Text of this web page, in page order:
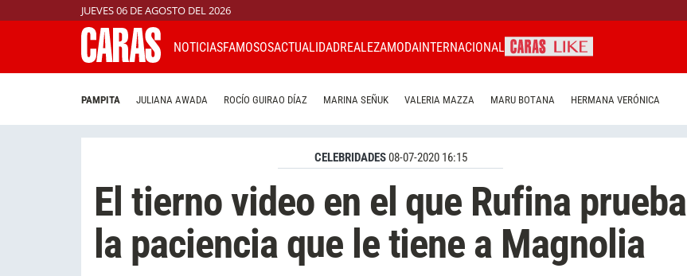
JUEVES 06 DE AGOSTO DEL 2026
NOTICIASFAMOSOSACTUALIDADREALEZAMODAINTERNACIONAL
PAMPITA JULIANA AWADA ROCÍO GUIRAO DÍAZ MARINA SEÑUK VALERIA MAZZA MARU BOTANA HERMANA VERÓNICA
CELEBRIDADES08-07-2020 16:15
El tierno video en el que Rufina prueba
la paciencia que le tiene a Magnolia